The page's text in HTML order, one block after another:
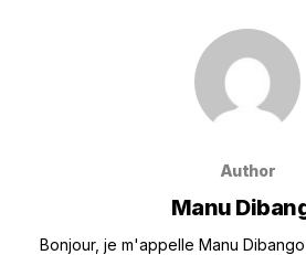
Author
Manu
Bonjour, je m'appelle Manu